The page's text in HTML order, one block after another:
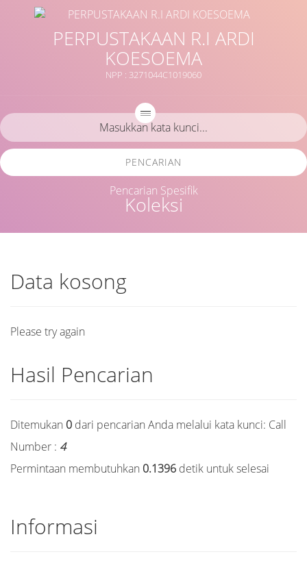
PERPUSTAKAAN R.I ARDI
KOESOEMA
NPP : 3271044C1019060
Koleksi
PENCARIAN
Pencarian Spesifik
Data kosong
Please try again
Hasil Pencarian
Ditemukan 0 dari pencarian Anda melalui kata kunci: Call
Number : 4
Permintaan membutuhkan 0.1396 detik untuk selesai
Informasi